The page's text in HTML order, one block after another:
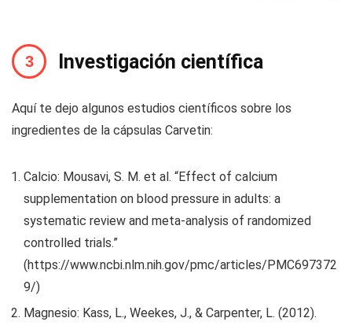
Investigación científica
Aquí te dejo algunos estudios científicos sobre los
ingredientes de la cápsulas Carvetin:
Calcio: Mousavi, S. M. et al. “Effect of calcium
supplementation on blood pressure in adults: a
systematic review and meta-analysis of randomized
controlled trials.”
(https://www.ncbi.nlm.nih.gov/pmc/articles/PMC697372
9/)
Magnesio: Kass, L., Weekes, J., & Carpenter, L. (2012).